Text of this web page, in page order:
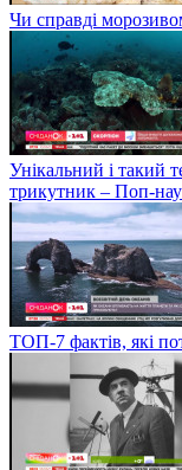
Чи справді
Унікальний і такий
трикутник – Поп-
ТОП-7 фактів, які